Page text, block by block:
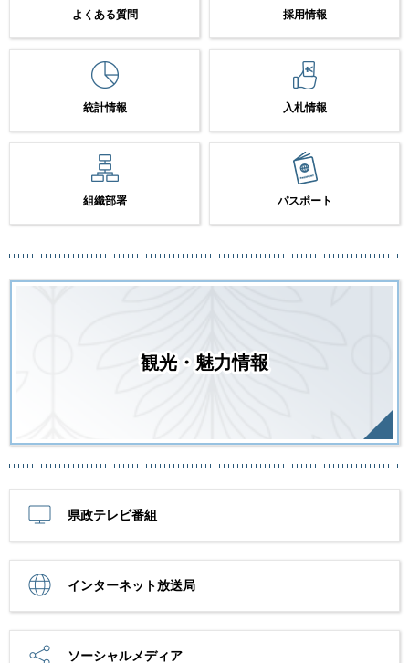
よくある質問 採用情報
統計情報 入札情報
組織部署 パスポート
観光・魅力情報
県政テレビ番組
インターネット放送局
ソーシャルメディア